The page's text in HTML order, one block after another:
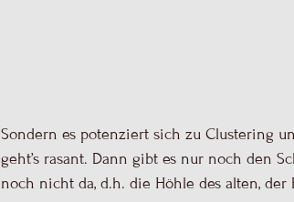
so wichtig, dass es sich verhärtet. Würde
ohne den Innendruck würde der
Du kannst es wie die geballte Kraft vor